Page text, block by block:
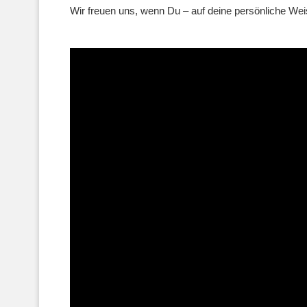
Wir freuen uns, wenn Du – auf deine persönliche